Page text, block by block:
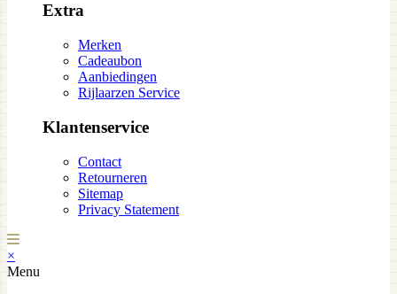
Extra
Merken
Cadeaubon
Aanbiedingen
Rijlaarzen Service
Klantenservice
Contact
Retourneren
Sitemap
Privacy Statement
×
Menu